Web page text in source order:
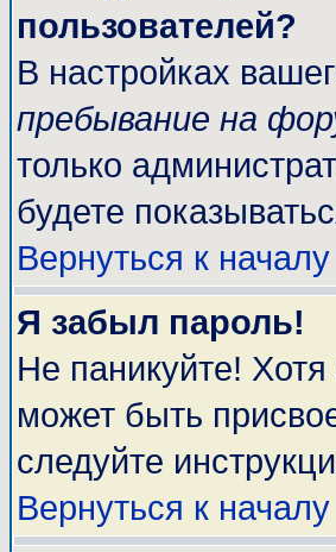
пользователей?
В настройках
пребывание на
только
будете
Вернуться к началу
Я забыл пароль!
Не паникуйте!
может быть
следуйте
Вернуться к началу